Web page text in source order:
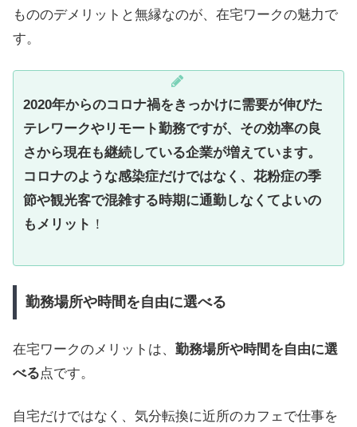
もののデメリットと無縁なのが、在宅ワークの魅力で
す。
2020年からのコロナ禍をきっかけに需要が伸びた
テレワークやリモート勤務ですが、その効率の良
さから現在も継続している企業が増えています。
コロナのような感染症だけではなく、花粉症の季
節や観光客で混雑する時期に通勤しなくてよいの
もメリット ！
勤務場所や時間を自由に選べる
在宅ワークのメリットは、 勤務場所や時間を自由に選
べる点です。
自宅だけではなく、気分転換に近所のカフェで仕事を